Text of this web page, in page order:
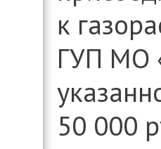
к
ГУП МО
50 000